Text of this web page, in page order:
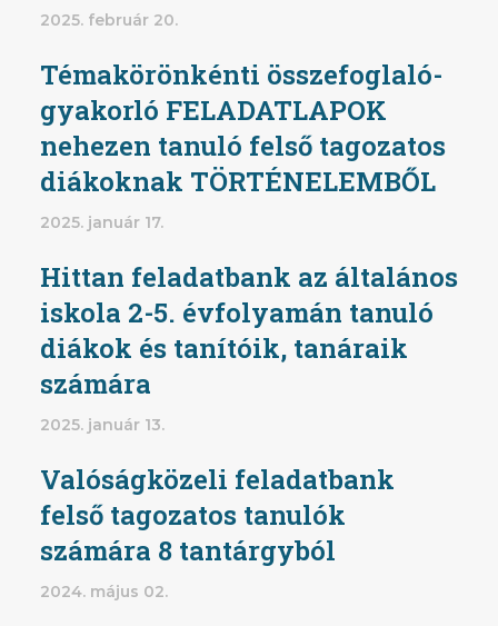
2025. február 20.
Témakörönkénti összefoglaló-
gyakorló FELADATLAPOK
nehezen tanuló felső tagozatos
diákoknak TÖRTÉNELEMBŐL
2025. január 17.
Hittan feladatbank az általános
iskola 2-5. évfolyamán tanuló
diákok és tanítóik, tanáraik
számára
2025. január 13.
Valóságközeli feladatbank
felső tagozatos tanulók
számára 8 tantárgyból
2024. május 02.